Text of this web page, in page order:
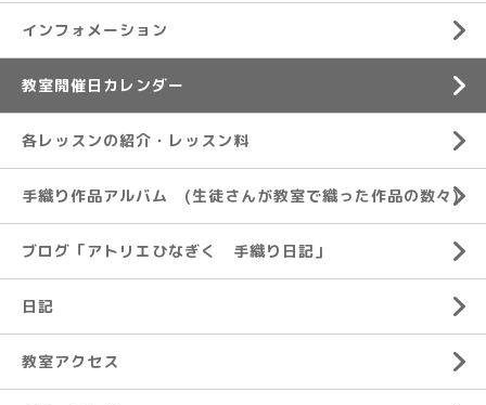
インフォメーション
教室開催日カレンダー
各レッスンの紹介・レッスン料
手織り作品アルバム (生徒さんが教室で織った作品の数々)
ブログ「アトリエひなぎく 手織り日記」
日記
教室アクセス